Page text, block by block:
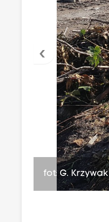
fot: G. Krzywak
‹